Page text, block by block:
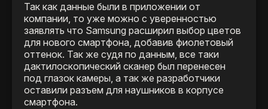
Так как данные были в приложении от
компании, то уже можно с уверенностью
заявлять что Samsung расширил выбор цветов
для нового смартфона, добавив фиолетовый
оттенок. Так же судя по данным, все таки
дактилоскопический сканер был перенесен
под глазок камеры, а так же разработчики
оставили разъем для наушников в корпусе
смартфона.